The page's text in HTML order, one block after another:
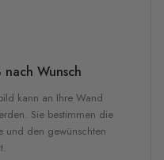
nach Wunsch
kann an Ihre Wand
Sie bestimmen die
und den gewünschten